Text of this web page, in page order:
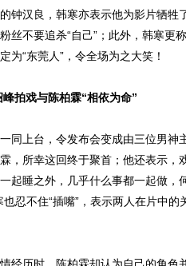
汉良，韩寒亦表示他为影片牺牲
丝不要追杀“自己”；此外，韩寒更
为“东莞人”，令全场为之大笑！
拍戏与陈柏霖“相依为命”
上台，令发布会变成由三位男神
，所幸这回终于聚首；他还表示，
起睡之外，几乎什么事都一起做，
忍不住“插嘴”，表示两人在片中